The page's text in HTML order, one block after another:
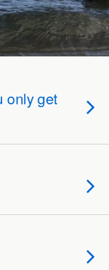
only get